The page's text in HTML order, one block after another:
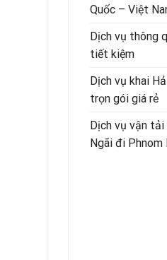
Quốc – Việt
Dịch vụ thông
tiết kiệm
Dịch vụ khai
trọn gói giá rẻ
Dịch vụ vận
Ngãi đi Phnom